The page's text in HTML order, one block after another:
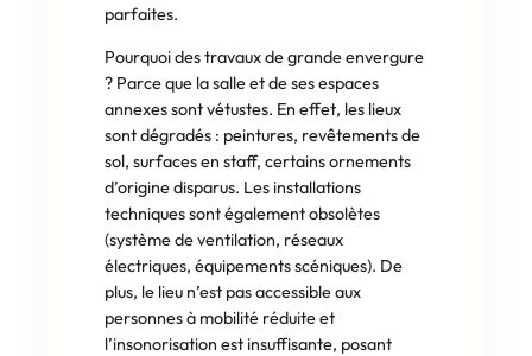
parfaites.
Pourquoi des travaux de grande envergure
? Parce que la salle et de ses espaces
annexes sont vétustes. En effet, les lieux
sont dégradés : peintures, revêtements de
sol, surfaces en staff, certains ornements
d’origine disparus. Les installations
techniques sont également obsolètes
(système de ventilation, réseaux
électriques, équipements scéniques). De
plus, le lieu n’est pas accessible aux
personnes à mobilité réduite et
l’insonorisation est insuffisante, posant